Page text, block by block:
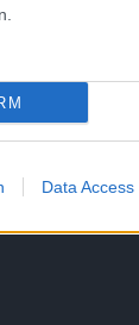
Data Access